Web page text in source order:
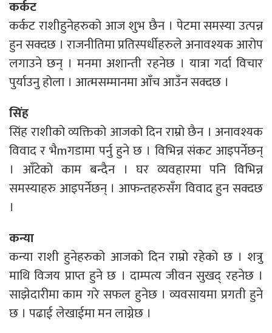
कर्कट
कर्कट राशीहुनेहरुको आज शुभ छैन । पेटमा समस्या उत्पन्न
हुन सक्दछ । राजनीतिमा प्रतिस्पर्धीहरुले अनावश्यक आरोप
लगाउने छन् । मनमा अशान्ती रहनेछ । यात्रा गर्दा विचार
पुर्याउनु होला । आत्मसम्मानमा आँच आउँन सक्दछ ।
सिंह
सिंह राशीको व्यक्तिको आजको दिन राम्रो छैन । अनावश्यक
विवाद र भैmगडामा पर्नु हुने छ । विभिन्न संकट आइपर्नेछन्
। आँटेको काम बन्दैन । घर व्यवहारमा पनि विभिन्न
समस्याहरु आइपर्नेछन् । आफन्तहरुसँग विवाद हुन सक्दछ
।
कन्या
कन्या राशी हुनेहरुको आजको दिन राम्रो रहेको छ । शत्रु
माथि विजय प्राप्त हुने छ । दाम्पत्य जीवन सुखद् रहनेछ ।
साझेदारीमा काम गरे सफल हुनेछ । व्यवसायमा प्रगती हुने
छ । पढाई लेखाईमा मन लाग्नेछ ।